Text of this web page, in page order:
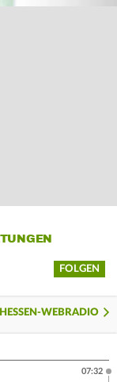
FOLGEN
WEBRADIO
07:32